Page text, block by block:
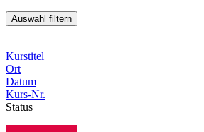
Kurstitel
Ort
Datum
Kurs-Nr.
Status